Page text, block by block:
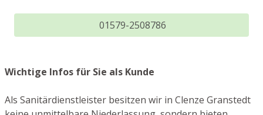
01579-2508786
Wichtige Infos für Sie als Kunde
Als Sanitärdienstleister besitzen wir in Clenze Granstedt